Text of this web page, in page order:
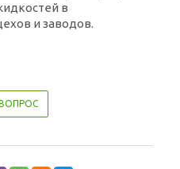
в
и заводов.